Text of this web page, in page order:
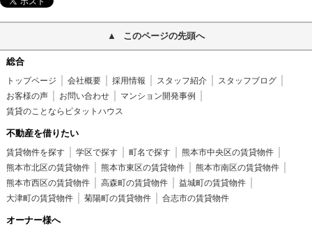
このページの先頭へ
総合
トップページ 会社概要 採用情報 スタッフ紹介
スタッフブログ
お客様の声
お問い合わせ
マンション開発事例
賃貸のことならピタットハウス
不動産を借りたい
賃貸物件を探す 学区で探す 町名で探す
熊本市中央区の賃貸物件
熊本市北区の賃貸物件
熊本市東区の賃貸物件
熊本市南区の賃貸物件
熊本市西区の賃貸物件
高森町の賃貸物件
益城町の賃貸物件
大津町の賃貸物件
菊陽町の賃貸物件 合志市の賃貸物件
オーナー様へ